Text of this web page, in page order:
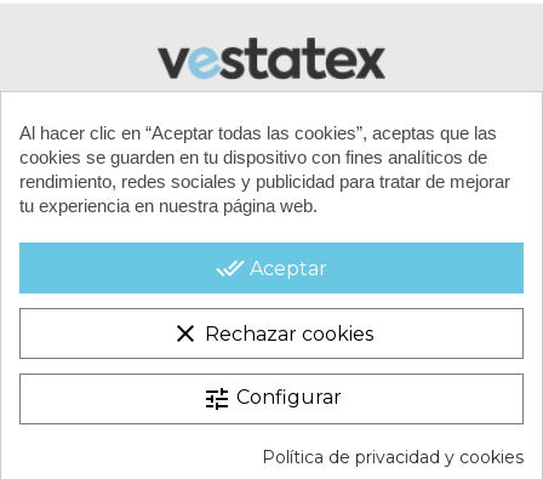
CONTACTA CON NOSOTROS
CONDICIONES COMERCIALES
Aviso legal |
Términos y condiciones |
Política de Privacidad | Mapa del Sitio
Al hacer clic en “Aceptar todas las cookies”, aceptas que las
cookies se guarden en tu dispositivo con fines analíticos de
rendimiento, redes sociales y publicidad para tratar de mejorar
tu experiencia en nuestra página web.
done_all Aceptar
clear Rechazar cookies
tune Configurar
Política de privacidad y cookies